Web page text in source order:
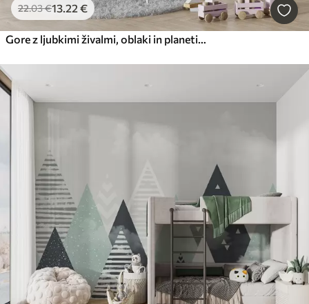
22.03€13 .22 €